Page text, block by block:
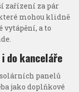
zařízení za pár
mohou klidně
vytápění, a to
do kanceláře
panelů
jako doplňkové